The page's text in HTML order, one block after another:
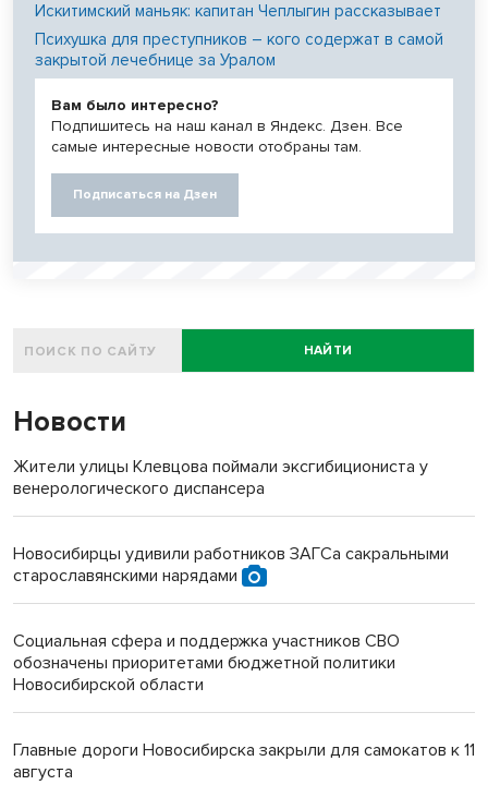
Искитимский маньяк: капитан Чеплыгин рассказывает
Психушка для преступников – кого содержат в самой
закрытой лечебнице за Уралом
Вам было интересно?
Подпишитесь на наш канал в Яндекс. Дзен. Все
самые интересные новости отобраны там.
Подписаться на Дзен
НАЙТИ
Новости
Жители улицы Клевцова поймали эксгибициониста у
венерологического диспансера
Новосибирцы удивили работников ЗАГСа сакральными
старославянскими нарядами
Социальная сфера и поддержка участников СВО
обозначены приоритетами бюджетной политики
Новосибирской области
Главные дороги Новосибирска закрыли для самокатов к 11
августа